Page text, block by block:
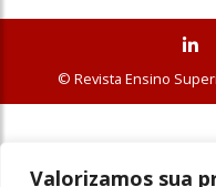
Valorizamos sua
© Revista Ensino